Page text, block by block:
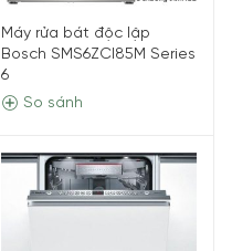
Máy rửa bát độc lập
Bosch SMS6ZCI85M Series
6
So sánh